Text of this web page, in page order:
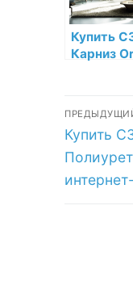
Купить
Карниз
цене в
магазине
по
запись:
Купить